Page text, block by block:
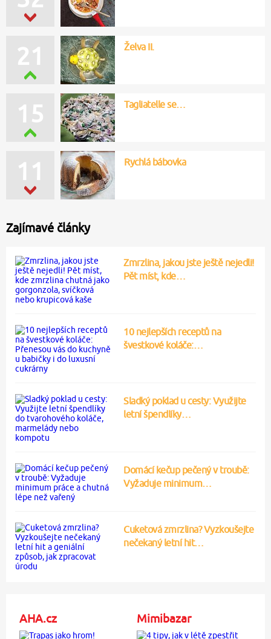
21 Želva II.
11 Rychlá bábovka
15 Tagliatelle se…
Zajímavé články
Zmrzlina, jakou jste ještě nejedli!
Pět míst, kde…
10 nejlepších receptů na
švestkové koláče:…
Sladký poklad u cesty: Využijte
letní špendlíky…
Domácí kečup pečený v troubě:
Vyžaduje minimum…
Cuketová zmrzlina? Vyzkoušejte
nečekaný letní hit…
AHA.cz Mimibazar